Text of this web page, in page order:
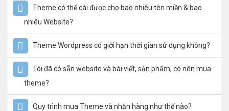
Theme có thể cài được cho bao nhiêu tên miền & bao
nhiêu Website?
Theme Wordpress có giới hạn thời gian sử dụng không?
Tôi đã có sẵn website và bài viết, sản phẩm, có nên mua
theme?
Quy trình mua Theme và nhận hàng như thế nào?